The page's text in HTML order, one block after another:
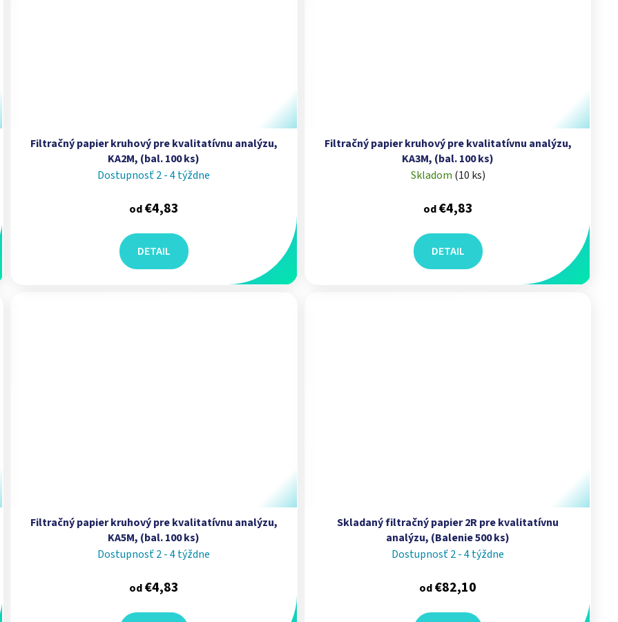
Filtračný papier kruhový pre kvalitatívnu analýzu,
KA2M, (bal. 100 ks)
Dostupnosť 2 - 4 týždne
od€4,83
DETAIL
Filtračný papier kruhový pre kvalitatívnu analýzu,
KA3M, (bal. 100 ks)
Skladom (10 ks)
od€4,83
DETAIL
Filtračný papier kruhový pre kvalitatívnu analýzu,
KA5M, (bal. 100 ks)
Dostupnosť 2 - 4 týždne
od€4,83
Skladaný filtračný papier 2R pre kvalitatívnu
analýzu, (Balenie 500 ks)
Dostupnosť 2 - 4 týždne
od€82,10